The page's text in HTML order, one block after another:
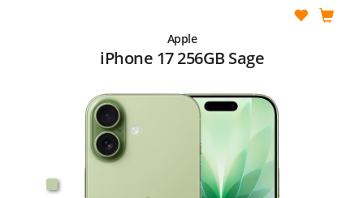
Apple
iPhone 17 256GB Sage